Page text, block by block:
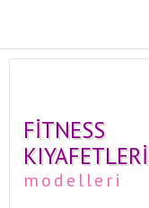
FITNESS
KIYAFETLERI
modelleri